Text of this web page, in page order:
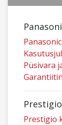
Püsivara
Prestigio